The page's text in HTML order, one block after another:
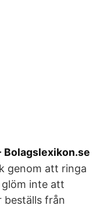
Bolagslexikon.se
genom att ringa
inte att
beställs från